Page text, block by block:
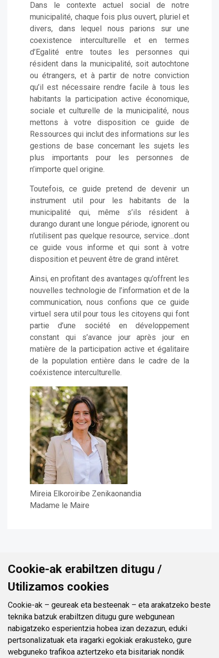
Cookie-ak erabiltzen ditugu /
Utilizamos cookies
Cookie-ak – geureak eta besteenak – eta arakatzeko beste
teknika batzuk erabiltzen ditugu gure webgunean
nabigatzeko esperientzia hobea izan dezazun, eduki
pertsonalizatuak eta iragarki egokiak erakusteko, gure
webguneko trafikoa aztertzeko eta bisitariak nondik
Dans le contexte actuel social de notre
municipalité, chaque fois plus ouvert, pluriel et
divers, dans lequel nous parions sur une
coexistence interculturelle et en termes
d’Egalité entre toutes les personnes qui
résident dans la municipalité, soit autochtone
ou étrangers, et à partir de notre conviction
qu’il est nécessaire rendre facile à tous les
habitants la participation active économique,
sociale et culturelle de la municipalité, nous
mettons à votre disposition ce guide de
Ressources qui inclut des informations sur les
gestions de base concernant les sujets les
plus importants pour les personnes de
n’importe quel origine.
Toutefois, ce guide pretend de devenir un
instrument util pour les habitants de la
municipalité qui, même s’ils résident à
durango durant une longue période, ignorent ou
n’utilisent pas quelque resource, service…dont
ce guide vous informe et qui sont à votre
disposition et peuvent être de grand intêret.
Ainsi, en profitant des avantages qu’offrent les
nouvelles technologie de l’information et de la
communication, nous confions que ce guide
virtuel sera util pour tous les citoyens qui font
partie d’une société en développement
constant qui s’avance jour après jour en
matière de la participation active et égalitaire
de la population entière dans le cadre de la
coéxistence interculturelle.
Mireia Elkoroiribe Zenikaonandia
Madame le Maire
Durangoko Udal Euskaltegia